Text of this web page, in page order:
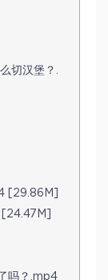
切汉堡？.
[29.86M]
吗？.mp4